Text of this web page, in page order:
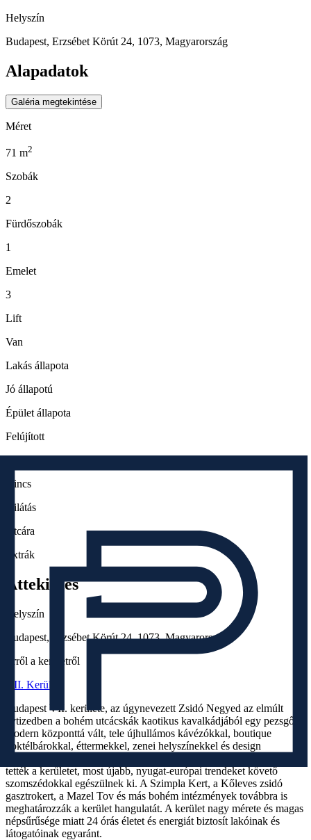
Helyszín
Budapest, Erzsébet Körút 24, 1073, Magyarország
Alapadatok
Galéria megtekintése
Méret
71 m2
Szobák
2
Fürdőszobák
1
Emelet
3
Lift
Van
Lakás állapota
Jó állapotú
Épület állapota
Felújított
Nincs
Kilátás
Utcára
Extrák
Áttekintés
Helyszín
Budapest, Erzsébet Körút 24, 1073, Magyarország
Erről a kerületről
VII. Kerület
Budapest VII. kerülete, az úgynevezett Zsidó Negyed az elmúlt
évtizedben a bohém utcácskák kaotikus kavalkádjából egy pezsgő,
modern központtá vált, tele újhullámos kávézókkal, boutique
koktélbárokkal, éttermekkel, zenei helyszínekkel és design
tették a kerületet, most újabb, nyugat-európai trendeket követő
szomszédokkal egészülnek ki. A Szimpla Kert, a Kőleves zsidó
gasztrokert, a Mazel Tov és más bohém intézmények továbbra is
meghatározzák a kerület hangulatát. A kerület nagy mérete és magas
népsűrűsége miatt 24 órás életet és energiát biztosít lakóinak és
látogatóinak egyaránt.